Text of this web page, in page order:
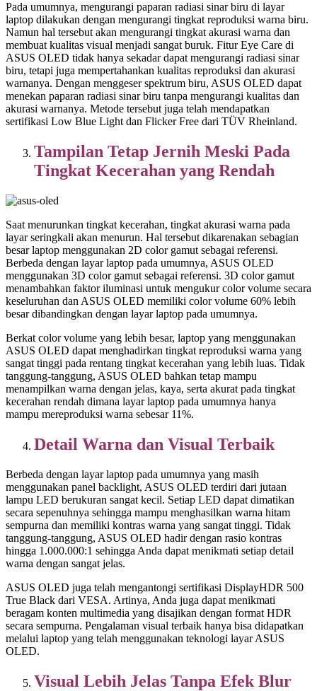
Pada umumnya, mengurangi paparan radiasi sinar biru di layar
laptop dilakukan dengan mengurangi tingkat reproduksi warna biru.
Namun hal tersebut akan mengurangi tingkat akurasi warna dan
membuat kualitas visual menjadi sangat buruk. Fitur Eye Care di
ASUS OLED tidak hanya sekadar dapat mengurangi radiasi sinar
biru, tetapi juga mempertahankan kualitas reproduksi dan akurasi
warnanya. Dengan menggeser spektrum biru, ASUS OLED dapat
menekan paparan radiasi sinar biru tanpa mengurangi kualitas dan
akurasi warnanya. Metode tersebut juga telah mendapatkan
sertifikasi Low Blue Light dan Flicker Free dari TÜV Rheinland.
Tampilan Tetap Jernih Meski Pada
Tingkat Kecerahan yang Rendah
Saat menurunkan tingkat kecerahan, tingkat akurasi warna pada
layar seringkali akan menurun. Hal tersebut dikarenakan sebagian
besar laptop menggunakan 2D color gamut sebagai referensi.
Berbeda dengan layar laptop pada umumnya, ASUS OLED
menggunakan 3D color gamut sebagai referensi. 3D color gamut
menambahkan faktor iluminasi untuk mengukur color volume secara
keseluruhan dan ASUS OLED memiliki color volume 60% lebih
besar dibandingkan dengan layar laptop pada umumnya.
Berkat color volume yang lebih besar, laptop yang menggunakan
ASUS OLED dapat menghadirkan tingkat reproduksi warna yang
sangat tinggi pada rentang tingkat kecerahan yang lebih luas. Tidak
tanggung-tanggung, ASUS OLED bahkan tetap mampu
menampilkan warna dengan jelas, kaya, serta akurat pada tingkat
kecerahan rendah dimana layar laptop pada umumnya hanya
mampu mereproduksi warna sebesar 11%.
Detail Warna dan Visual Terbaik
Berbeda dengan layar laptop pada umumnya yang masih
menggunakan panel backlight, ASUS OLED terdiri dari jutaan
lampu LED berukuran sangat kecil. Setiap LED dapat dimatikan
secara sepenuhnya sehingga mampu menghasilkan warna hitam
sempurna dan memiliki kontras warna yang sangat tinggi. Tidak
tanggung-tanggung, ASUS OLED hadir dengan rasio kontras
hingga 1.000.000:1 sehingga Anda dapat menikmati setiap detail
warna dengan sangat jelas.
ASUS OLED juga telah mengantongi sertifikasi DisplayHDR 500
True Black dari VESA. Artinya, Anda juga dapat menikmati
beragam konten multimedia yang disajikan dengan format HDR
secara sempurna. Pengalaman visual terbaik hanya bisa didapatkan
melalui laptop yang telah menggunakan teknologi layar ASUS
OLED.
Visual Lebih Jelas Tanpa Efek Blur